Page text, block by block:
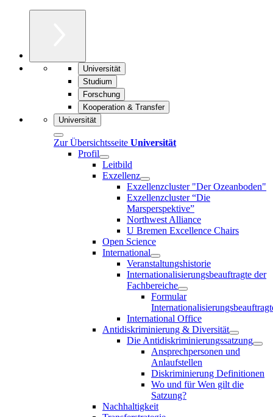
Universität
Studium
Forschung
Kooperation & Transfer
Universität
Zur Übersichtsseite Universität
Profil
Leitbild
Exzellenz
Exzellenzcluster "Der Ozeanboden"
Exzellenzcluster “Die
Marsperspektive”
Northwest Alliance
U Bremen Excellence Chairs
Open Science
International
Veranstaltungshistorie
Internationalisierungsbeauftragte der
Fachbereiche
Formular
International Office
Antidiskriminierung & Diversität
Die Antidiskriminierungssatzung
Ansprechpersonen und
Anlaufstellen
Diskriminierung Definitionen
Wo und für Wen gilt die
Satzung?
Nachhaltigkeit